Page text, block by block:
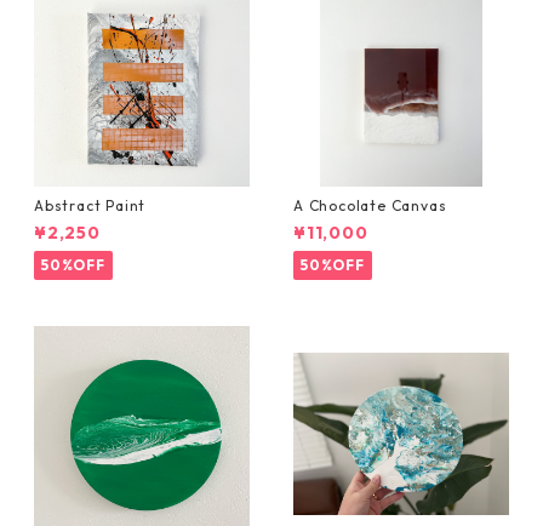
Abstract Paint
¥2,250
50%OFF
A Chocolate Canvas
¥11,000
50%OFF